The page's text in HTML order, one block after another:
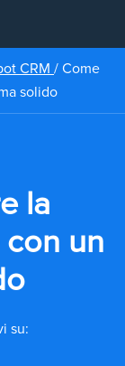
CRM / Come
solido
la
un
su: